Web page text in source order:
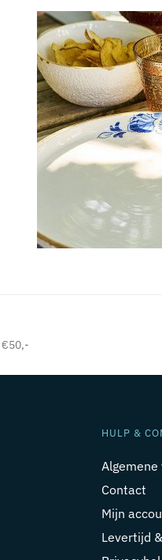
€50,-
HULP &
Contact
Mijn
Levertijd